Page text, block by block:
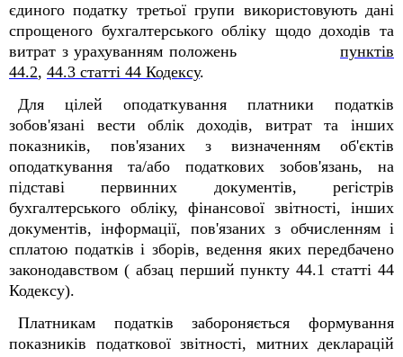
єдиного податку третьої групи використовують дані
спрощеного бухгалтерського обліку щодо доходів та
витрат з урахуванням положень
пунктів
44.2, 44.3 статті 44 Кодексу.
Для цілей оподаткування платники податків
зобов'язані вести облік доходів, витрат та інших
показників, пов'язаних з визначенням об'єктів
оподаткування та/або податкових зобов'язань, на
підставі первинних документів, регістрів
бухгалтерського обліку, фінансової звітності, інших
документів, інформації, пов'язаних з обчисленням і
сплатою податків і зборів, ведення яких передбачено
законодавством ( абзац перший пункту 44.1 статті 44
Кодексу).
Платникам податків забороняється формування
показників податкової звітності, митних декларацій